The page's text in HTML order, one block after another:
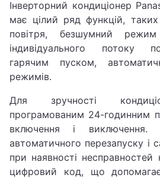
Інверторний кондиціонер
має цілий ряд функцій,
повітря, безшумний
індивідуального потоку
гарячим пуском,
режимів.
Для зручності
програмованим 24-годинним
включення і
автоматичного перезапуску і
при наявності несправностей
цифровий код, що